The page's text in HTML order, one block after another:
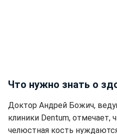
Что нужно знать о
Доктор Андрей Божич,
клиники Dentum, отмечает,
челюстная кость